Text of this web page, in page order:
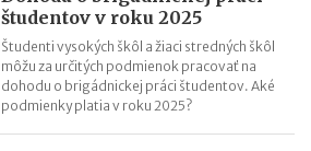
študentov v roku 2025
Študenti vysokých škôl a žiaci stredných škôl
môžu za určitých podmienok pracovať na
dohodu o brigádnickej práci študentov. Aké
podmienky platia v roku 2025?